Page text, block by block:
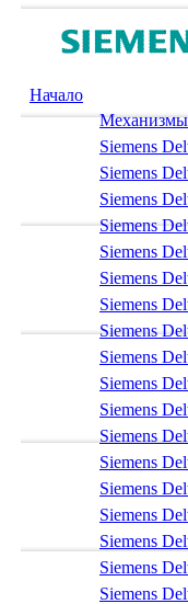
Начало
Механизмы
Siemens
Siemens
Siemens
Siemens
Siemens
Siemens
Siemens
Siemens
Siemens
Siemens
Siemens
Siemens
Siemens
Siemens
Siemens
Siemens
Siemens
Siemens